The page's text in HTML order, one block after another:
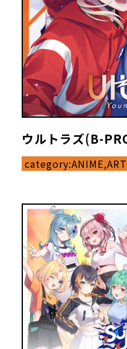
ウルトラズ(B-
category: